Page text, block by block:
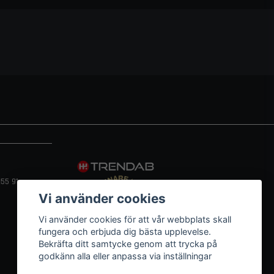
91
Vi använder cookies
Vi använder cookies för att vår webbplats skall
fungera och erbjuda dig bästa upplevelse.
Bekräfta ditt samtycke genom att trycka på
godkänn alla eller anpassa via inställningar